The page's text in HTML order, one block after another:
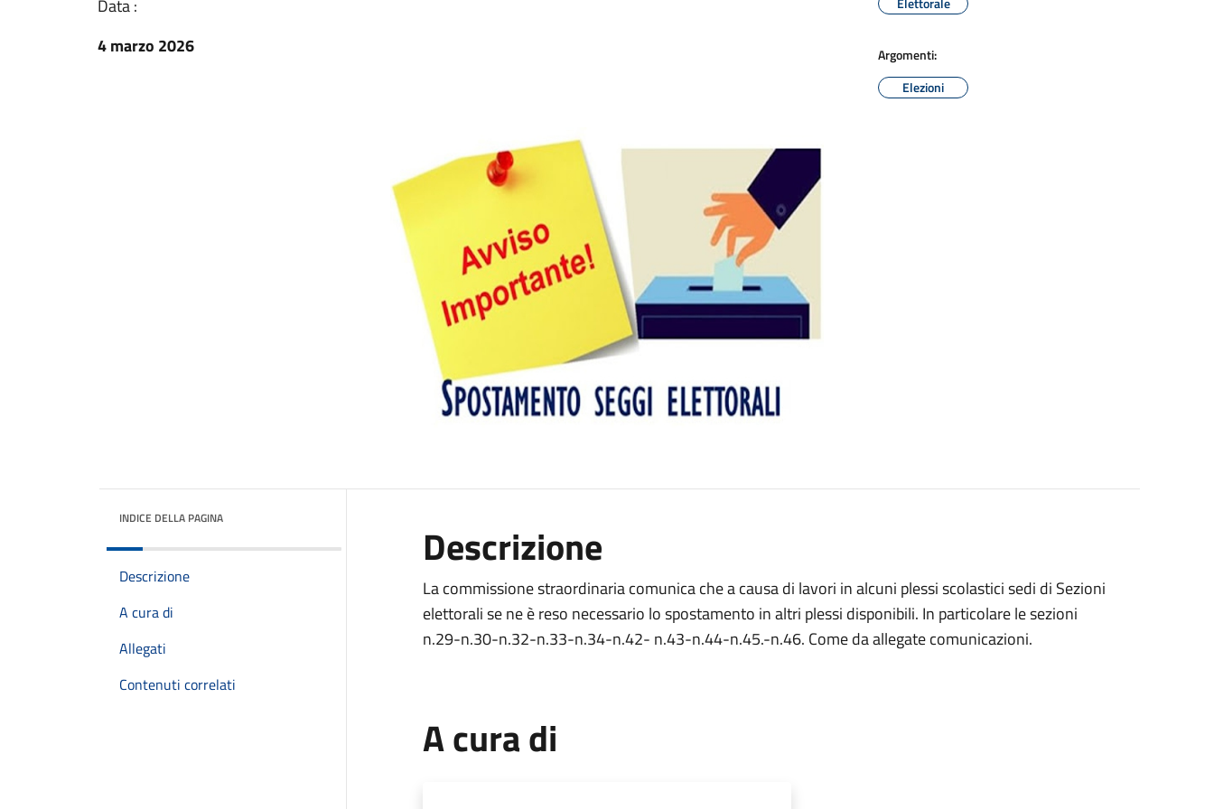
Data :
4 marzo 2026
Argomenti:
Elezioni
INDICE DELLA PAGINA
Descrizione
A cura di
Allegati
Contenuti correlati
Descrizione
La commissione straordinaria comunica che a causa di lavori in alcuni plessi scolastici sedi di Sezioni
elettorali se ne è reso necessario lo spostamento in altri plessi disponibili. In particolare le sezioni
n.29-n.30-n.32-n.33-n.34-n.42- n.43-n.44-n.45.-n.46. Come da allegate comunicazioni.
A cura di